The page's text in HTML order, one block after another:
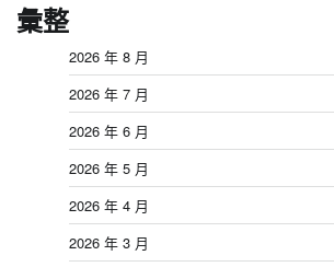
彙整
2026 年 8 月
2026 年 7 月
2026 年 6 月
2026 年 5 月
2026 年 4 月
2026 年 3 月